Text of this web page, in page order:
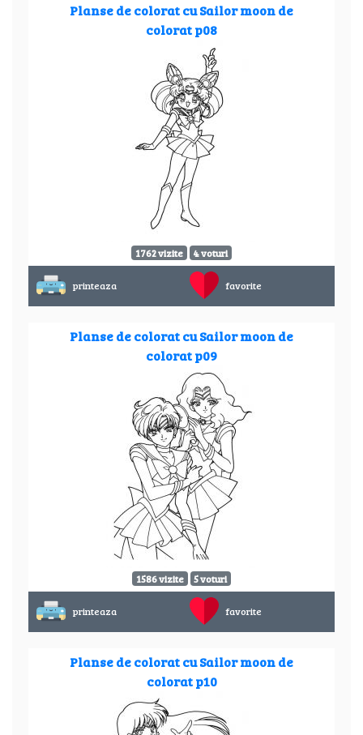
Planse de colorat cu Sailor moon de
colorat p08
1762 vizite 4 voturi
printeaza favorite
Planse de colorat cu Sailor moon de
colorat p09
1586 vizite 5 voturi
printeaza favorite
Planse de colorat cu Sailor moon de
colorat p10